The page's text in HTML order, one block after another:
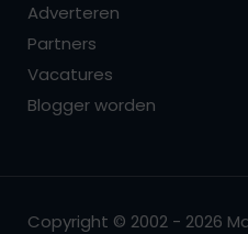
Adverteren
Partners
Vacatures
Blogger worden
Copyright © 2002 - 2026